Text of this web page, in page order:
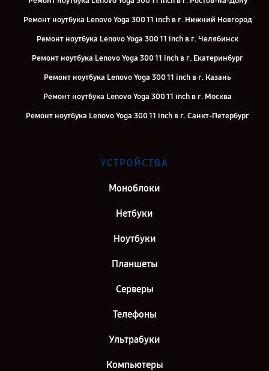
Ремонт ноутбука Lenovo Yoga 300 11 inch в г. Нижний Новгород
Ремонт ноутбука Lenovo Yoga 300 11 inch в г. Челябинск
Ремонт ноутбука Lenovo Yoga 300 11 inch в г. Екатеринбург
Ремонт ноутбука Lenovo Yoga 300 11 inch в г. Казань
Ремонт ноутбука Lenovo Yoga 300 11 inch в г. Москва
Ремонт ноутбука Lenovo Yoga 300 11 inch в г. Санкт-Петербург
УСТРОЙСТВА
Моноблоки
Нетбуки
Ноутбуки
Планшеты
Серверы
Телефоны
Ультрабуки
Компьютеры